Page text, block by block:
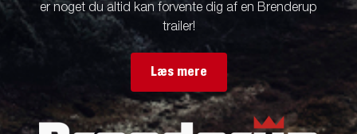
er noget du altid kan forvente dig af en Brenderup
trailer!
Læs mere